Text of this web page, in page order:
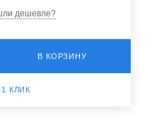
дешевле?
В КОРЗИНУ
КЛИК